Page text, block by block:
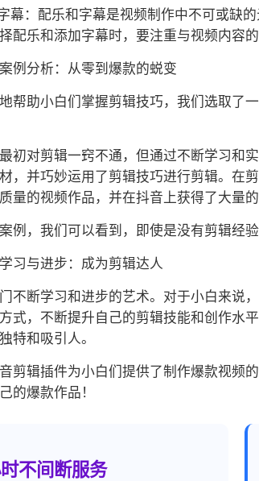
幕：配乐和字幕是视频制作中不可或缺
配乐和添加字幕时，要注重与视频内容的
例分析：从零到爆款的蜕变
帮助小白们掌握剪辑技巧，我们选取了
初对剪辑一窍不通，但通过不断学习和
，并巧妙运用了剪辑技巧进行剪辑。在
量的视频作品，并在抖音上获得了大量的
例，我们可以看到，即使是没有剪辑经
习与进步：成为剪辑达人
不断学习和进步的艺术。对于小白来说
式，不断提升自己的剪辑技能和创作水
特和吸引人。
剪辑插件为小白们提供了制作爆款视频
的爆款作品！
不间断服务